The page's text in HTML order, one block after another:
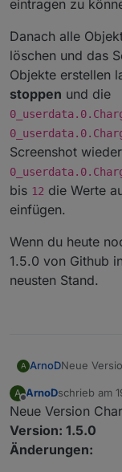
eintragen zu
Danach alle
löschen und das
Objekte erstellen
stoppen und die
Screenshot
bis 12 die Werte
einfügen.
Wenn du heute
1.5.0 von Github
neusten Stand.
A ArnoDNeue
Wenn
Die
Da ich
ORuessel
Issues auf
A
Offline
ArnoDschrieb am
zuletzt
Neue Version
Version: 1.5.0
Änderungen: